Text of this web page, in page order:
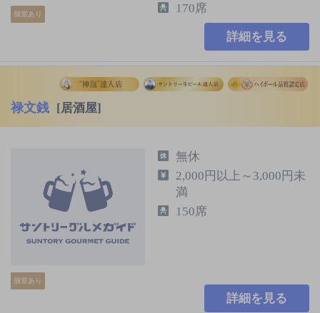
個室あり
170席
詳細を見る
禄文銭 [居酒屋]
個室あり
無休
2,000円以上～3,000円未
満
150席
詳細を見る